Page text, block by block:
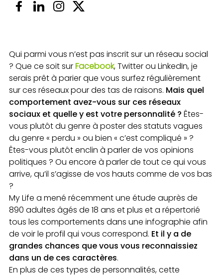
Qui parmi vous n’est pas inscrit sur un réseau social
? Que ce soit surFacebook, Twitter ou LinkedIn, je
serais prêt à parier que vous surfez régulièrement
sur ces réseaux pour des tas de raisons. Mais quel
comportement avez-vous sur ces réseaux
sociaux et quelle y est votre personnalité ? Êtes-
vous plutôt du genre à poster des statuts vagues
du genre « perdu » ou bien « c’est compliqué » ?
Êtes-vous plutôt enclin à parler de vos opinions
politiques ? Ou encore à parler de tout ce qui vous
arrive, qu’il s’agisse de vos hauts comme de vos bas
?
My Life a mené récemment une étude auprès de
890 adultes âgés de 18 ans et plus et a répertorié
tous les comportements dans une infographie afin
de voir le profil qui vous correspond. Et il y a de
grandes chances que vous vous reconnaissiez
dans un de ces caractères.
En plus de ces types de personnalités, cette